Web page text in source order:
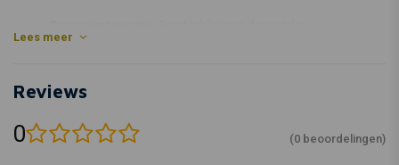
Superieur kookpunt:
na langdurige vochtopname.
Lees meer
Reviews
0 (0 beoordelingen)